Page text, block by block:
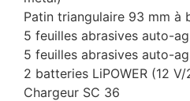
Patin triangulaire 93 mm à
5 feuilles abrasives auto-
5 feuilles abrasives auto-
2 batteries LiPOWER (12 V/
Chargeur SC 36